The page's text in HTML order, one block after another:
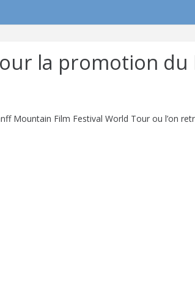
la promotion
Mountain Film Festival World Tour ou l’on